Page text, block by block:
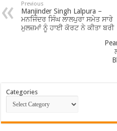
Previous
Manjinder Singh Lalpura –
ਮਨਜਿੰਦਰ ਸਿੰਘ ਲਾਲਪੁਰਾ ਸਮੇਤ ਸਾਰੇ
ਮੁਲਜ਼ਮਾਂ ਨੂੰ ਹਾਈ ਕੋਰਟ ਨੇ ਕੀਤਾ ਬਰੀ
Categories